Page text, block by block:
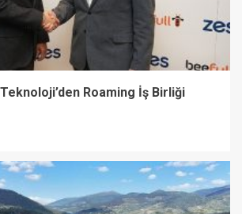
Roaming İş Birliği